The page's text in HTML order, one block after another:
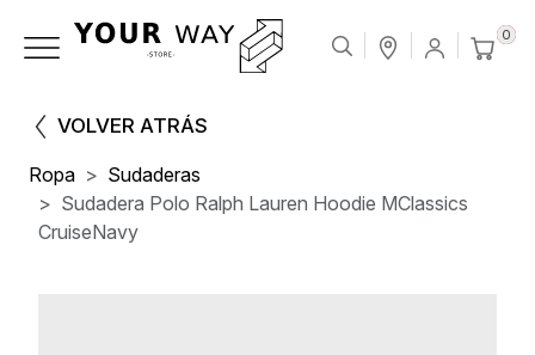
0
VOLVER ATRÁS
Ropa
Sudaderas
Sudadera Polo Ralph Lauren Hoodie MClassics
CruiseNavy